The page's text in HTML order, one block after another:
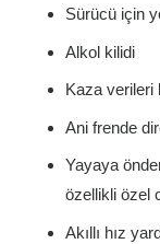
Sürücü için
Alkol kilidi
Kaza verileri
Ani frende
Yayaya
özellikli özel
Akıllı hız